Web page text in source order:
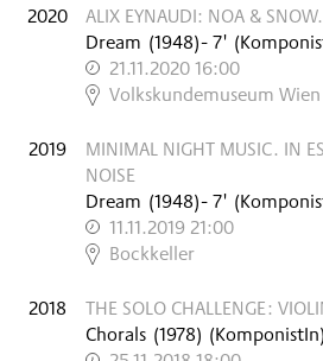
2020
ALIX EYNAUDI: NOA &
Dream (1948)- 7'
21.11.2020 16:00
,
Volkskundemuseum Wien
2019
MINIMAL NIGHT MUSIC. IN
NOISE
Dream (1948)- 7'
11.11.2019 21:00
,
Bockkeller
2018
THE SOLO CHALLENGE:
Chorals (1978) (KomponistIn)